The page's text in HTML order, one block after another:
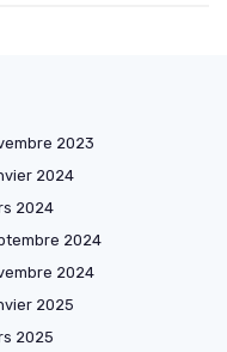
2023
2024
2024
2024
2024
2025
2025